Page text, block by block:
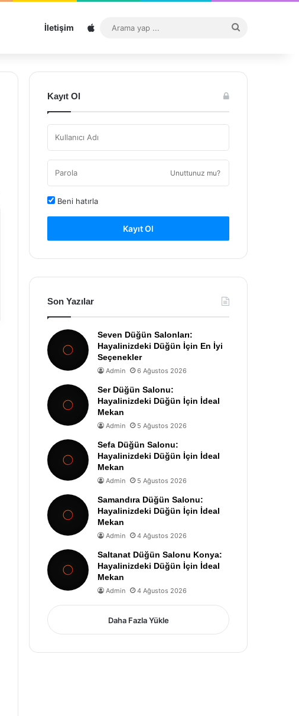
İletişim Sitemap
...
Kayıt Ol
Unuttunuz mu?
Beni hatırla
Kayıt Ol
Son Yazılar
Seven Düğün Salonları:
Hayalinizdeki Düğün İçin En İyi
Seçenekler
Admin 6 Ağustos 2026
Ser Düğün Salonu:
Hayalinizdeki Düğün İçin İdeal
Mekan
Admin 5 Ağustos 2026
Sefa Düğün Salonu:
Hayalinizdeki Düğün İçin İdeal
Mekan
Admin 5 Ağustos 2026
Samandıra Düğün Salonu:
Hayalinizdeki Düğün İçin İdeal
Mekan
Admin 4 Ağustos 2026
Saltanat Düğün Salonu Konya:
Hayalinizdeki Düğün İçin İdeal
Mekan
Admin 4 Ağustos 2026
Daha Fazla Yükle